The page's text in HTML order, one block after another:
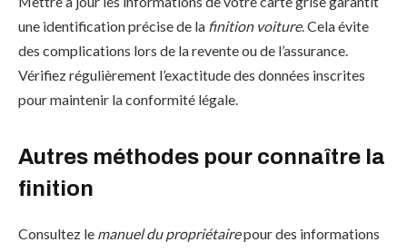
une identification précise de la finition voiture. Cela évite
des complications lors de la revente ou de l’assurance.
Vérifiez régulièrement l’exactitude des données inscrites
pour maintenir la conformité légale.
Autres méthodes pour connaître la
finition
Consultez le manuel du propriétairepour des informations